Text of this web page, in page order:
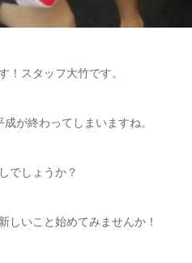
！スタッフ大竹です。
が終わってしまいますね。
でしょうか？
しいこと始めてみませんか！